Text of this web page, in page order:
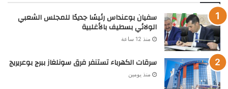
سفيان بوعنداس رئيسًا جديدًا للمجلس الشعبي
الولائي بسطيف بالأغلبية
منذ 12 ساعة
سرقات الكهرباء تستنفر فرق سونلغاز ببرج بوعريريج
منذ يومين